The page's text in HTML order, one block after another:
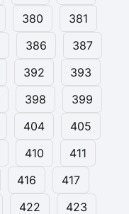
380
381
386
387
392
393
398
399
404
405
410
411
416
417
422 423